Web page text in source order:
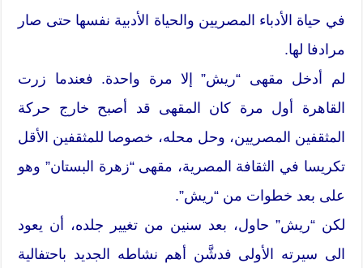
في حياة الأدباء المصريين والحياة الأدبية نفسها حتى صار
مرادفا لها.
لم أدخل مقهى “ريش” إلا مرة واحدة. فعندما زرت
القاهرة أول مرة كان المقهى قد أصبح خارج حركة
المثقفين المصريين، وحل محله، خصوصا للمثقفين الأقل
تكريسا في الثقافة المصرية، مقهى “زهرة البستان” وهو
على بعد خطوات من “ريش”.
لكن “ريش” حاول، بعد سنين من تغيير جلده، أن يعود
الى سيرته الأولى فدشَّن أهم نشاطه الجديد باحتفالية